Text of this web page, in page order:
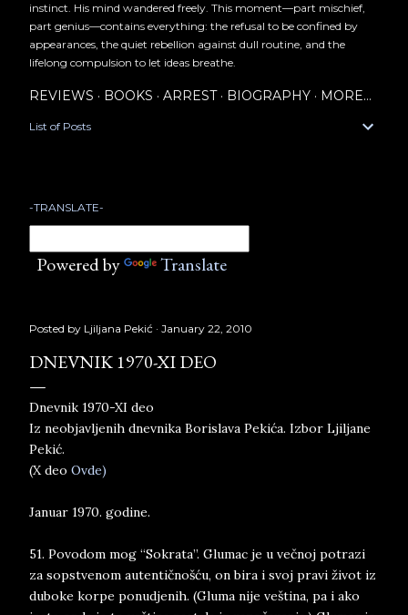
instinct. His mind wandered freely. This moment—part mischief,
part genius—contains everything: the refusal to be confined by
appearances, the quiet rebellion against dull routine, and the
lifelong compulsion to let ideas breathe.
REVIEWS BOOKS ARREST BIOGRAPHY MORE…
List of Posts
-TRANSLATE-
Powered by Translate
Posted by Ljiljana Pekić January 22, 2010
DNEVNIK 1970-XI DEO
Dnevnik 1970-XI deo
Iz neobjavljenih dnevnika Borislava Pekića. Izbor Ljiljane
Pekić.
(X deo Ovde)
Januar 1970. godine.
51. Povodom mog “Sokrata”. Glumac je u večnoj potrazi
za sopstvenom autentičnošću, on bira i svoj pravi život iz
duboke korpe ponudjenih. (Gluma nije veština, pa i ako